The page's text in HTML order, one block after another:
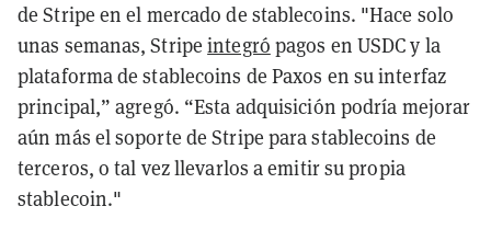
de Stripe en el mercado de stablecoins. "Hace solo
unas semanas, Stripeintegró pagos en USDC y la
plataforma de stablecoins de Paxos en su interfaz
principal,” agregó. “Esta adquisición podría mejorar
aún más el soporte de Stripe para stablecoins de
terceros, o tal vez llevarlos a emitir su propia
stablecoin."